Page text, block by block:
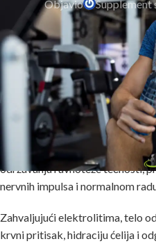
Objavio Supplement
Šta su elektroliti i
važni za
Elektrolitisu esencijalni
natrijuma, kalijuma, kalcijuma,
hlorida i drugih) koji nose
nalaze se u tečnostima našeg
naelektrisani joni imaju ključnu
održavanju ravnoteže tečnosti,
nervnih impulsa i normalnom
Zahvaljujućielektrolitima, telo
krvni pritisak, hidraciju ćelija i